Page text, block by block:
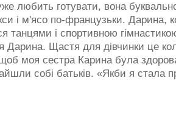
любить готувати, вона
і м'ясо по-французьки. Дарина,
танцями і спортивною
Дарина. Щастя для дівчинки це
моя сестра Карина була
собі батьків. «Якби я стала